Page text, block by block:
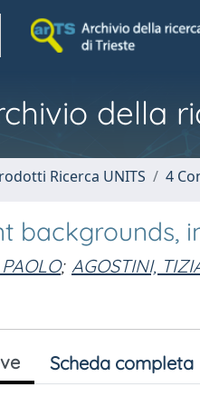
della
Ricerca UNITS 4
backgrounds,
; AGOSTINI,
Scheda completa